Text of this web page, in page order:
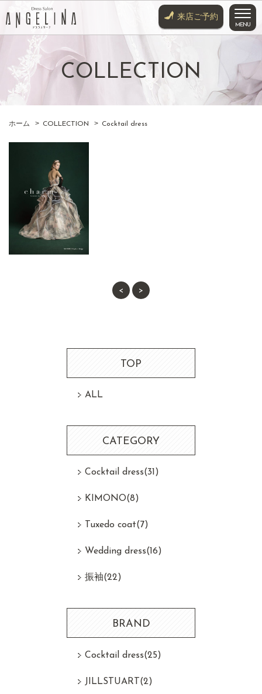
来店ご予約
COLLECTION
ホーム COLLECTION Cocktail dress
< >
TOP
ALL
CATEGORY
Cocktail dress(31)
KIMONO(8)
Tuxedo coat(7)
Wedding dress(16)
振袖(22)
BRAND
Cocktail dress(25)
JILLSTUART(2)
HOME
COLOR DRESS
SHOP
WEDDING DRESS
Tel : 096-288-1231